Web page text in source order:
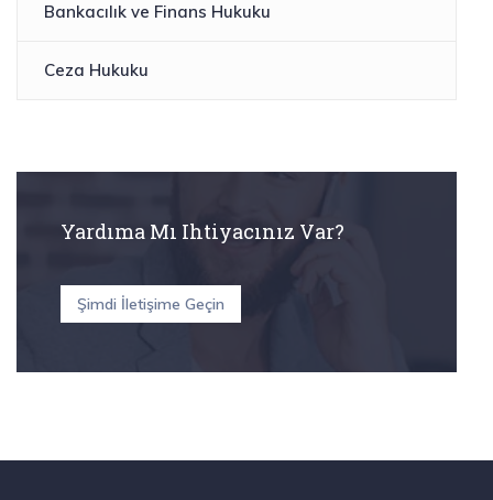
Bankacılık ve Finans Hukuku
Ceza Hukuku
Yardıma Mı Ihtiyacınız Var?
Şimdi İletişime Geçin